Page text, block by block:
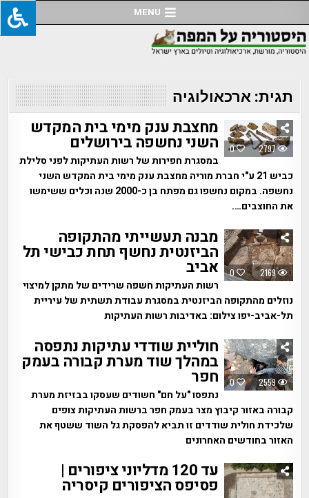
to
content
MENU
תגית:ארכאולוגיה
0 2797
מחצבת ענק מימי בית המקדש
השני נחשפה בירושלים
במסגרת חפירות של רשות העתיקות לפני סלילת
כביש 21 ע"י חברת מוריה מחצבת ענק מימי בית המקדש השני
נחשפה. במקום נחשפו גם מפתח בן כ-2000 שנה וכלים ששימשו
את החוצבים….
0 2169
מבנה תעשייתי מהתקופה
הביזנטית נחשף תחת כבישי תל
אביב
רשות העתיקות חשפה שרידים של מתקן למיצוי
נוזלים מהתקופה הביזנטית במסגרת עבודת תשתית של עיריית
תל-אביב-יפו צילום: באדיבות רשות העתיקות
0 2559
חוליית שודדי עתיקות נתפסה
במהלך שוד מערת קבורה בעמק
חפר
נתפסו "על חם" חשודים שעסקו בבזיזת מערת
קבורה באזור קיבוץ מצר בעמק חפר ברשות העתיקות צופים
שלכידת חולית שודדים זו תביא להפסקת גל השוד ששטף את
האזור בחודשים האחרונים
עד 120 מדליוני ציפורים |
פסיפס הציפורים קיסריה